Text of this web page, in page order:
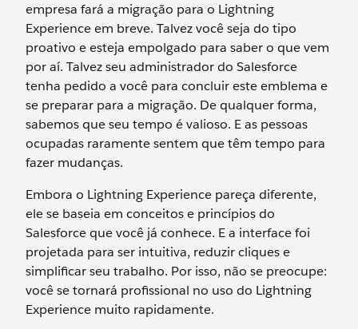
empresa fará a migração para o Lightning
Experience em breve. Talvez você seja do tipo
proativo e esteja empolgado para saber o que vem
por aí. Talvez seu administrador do Salesforce
tenha pedido a você para concluir este emblema e
se preparar para a migração. De qualquer forma,
sabemos que seu tempo é valioso. E as pessoas
ocupadas raramente sentem que têm tempo para
fazer mudanças.
Embora o Lightning Experience pareça diferente,
ele se baseia em conceitos e princípios do
Salesforce que você já conhece. E a interface foi
projetada para ser intuitiva, reduzir cliques e
simplificar seu trabalho. Por isso, não se preocupe:
você se tornará profissional no uso do Lightning
Experience muito rapidamente.